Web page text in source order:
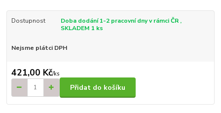
Dostupnost
Doba dodání 1-2 pracovní dny v rámci ČR ,
SKLADEM 1 ks
Nejsme plátci DPH
421,00 Kč/ks
Přidat do košíku